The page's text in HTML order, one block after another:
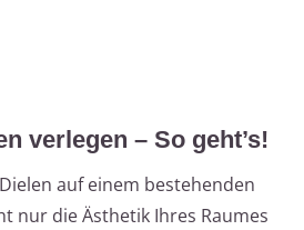
verlegen – So geht’s!
auf einem bestehenden
nur die Ästhetik Ihres Raumes